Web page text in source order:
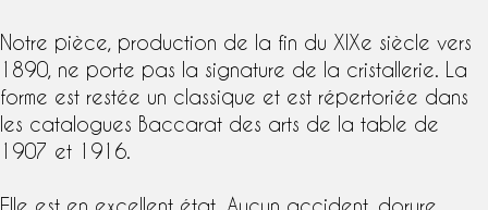
Notre pièce, production de la fin du XIXe siècle vers
1890, ne porte pas la signature de la cristallerie . La
forme est restée un classique et est répertoriée dans
les catalogues Baccarat des arts de la table de
1907 et 1916.
Elle est en excellent état. Aucun accident, dorure